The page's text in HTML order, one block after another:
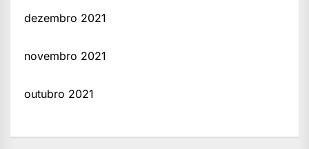
dezembro 2021
novembro 2021
outubro 2021